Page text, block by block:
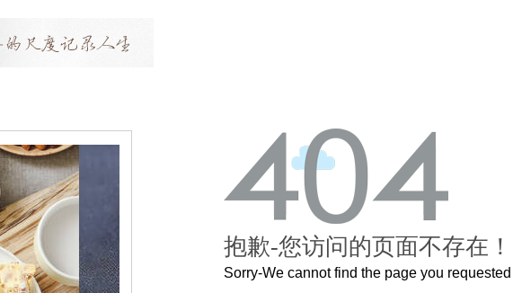
抱歉-您访问的页面不存在！
Sorry-We cannot find the page you requested